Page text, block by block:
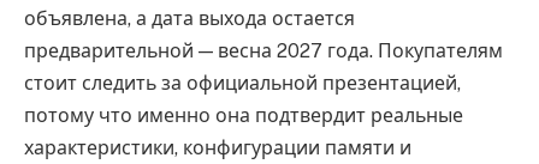
объявлена, а дата выхода остается
предварительной — весна 2027 года. Покупателям
стоит следить за официальной презентацией,
потому что именно она подтвердит реальные
характеристики, конфигурации памяти и